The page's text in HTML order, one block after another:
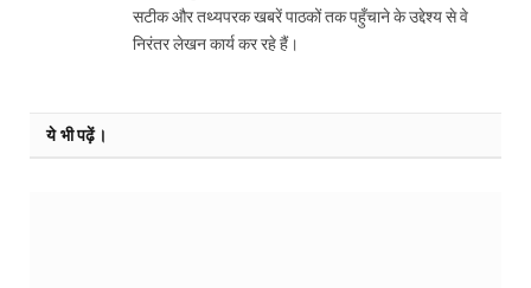
सटीक और तथ्यपरक खबरें पाठकों तक पहुँचाने के उद्देश्य से वे
निरंतर लेखन कार्य कर रहे हैं।
ये भी पढ़ें।